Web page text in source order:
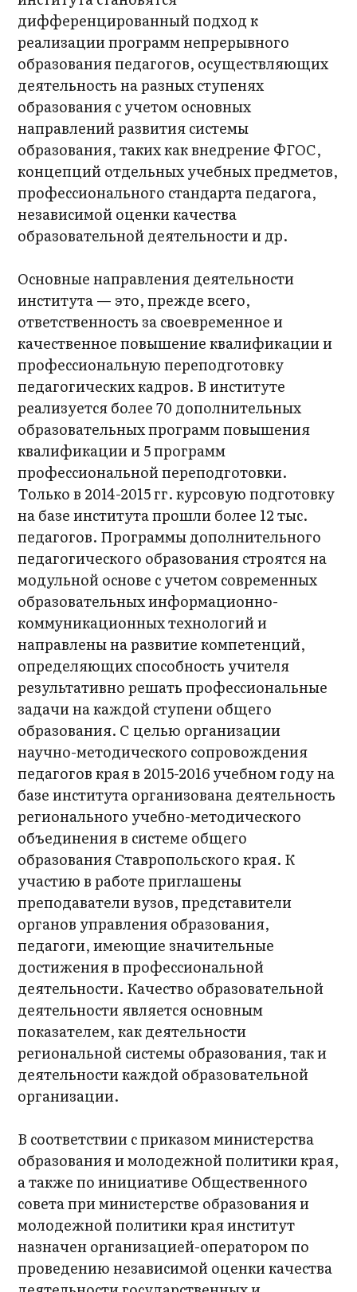
дифференцированный подход к
реализации программ непрерывного
образования педагогов, осуществляющих
деятельность на разных ступенях
образования с учетом основных
направлений развития системы
образования, таких как внедрение ФГОС,
концепций отдельных учебных предметов,
профессионального стандарта педагога,
независимой оценки качества
образовательной деятельности и др.
Основные направления деятельности
института — это, прежде всего,
ответственность за своевременное и
качественное повышение квалификации и
профессиональную переподготовку
педагогических кадров. В институте
реализуется более 70 дополнительных
образовательных программ повышения
квалификации и 5 программ
профессиональной переподготовки.
Только в 2014-2015 гг. курсовую подготовку
на базе института прошли более 12 тыс.
педагогов. Программы дополнительного
педагогического образования строятся на
модульной основе с учетом современных
образовательных информационно-
коммуникационных технологий и
направлены на развитие компетенций,
определяющих способность учителя
результативно решать профессиональные
задачи на каждой ступени общего
образования. С целью организации
научно-методического сопровождения
педагогов края в 2015-2016 учебном году на
базе института организована деятельность
регионального учебно-методического
объединения в системе общего
образования Ставропольского края. К
участию в работе приглашены
преподаватели вузов, представители
органов управления образования,
педагоги, имеющие значительные
достижения в профессиональной
деятельности. Качество образовательной
деятельности является основным
показателем, как деятельности
региональной системы образования, так и
деятельности каждой образовательной
организации.
В соответствии с приказом министерства
образования и молодежной политики края,
а также по инициативе Общественного
совета при министерстве образования и
молодежной политики края институт
назначен организацией-оператором по
проведению независимой оценки качества